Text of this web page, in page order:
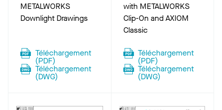
METALWORKS
Downlight Drawings
Téléchargement
(PDF)
Téléchargement
(DWG)
with METALWORKS
Clip-On and AXIOM
Classic
Téléchargement
(PDF)
Téléchargement
(DWG)